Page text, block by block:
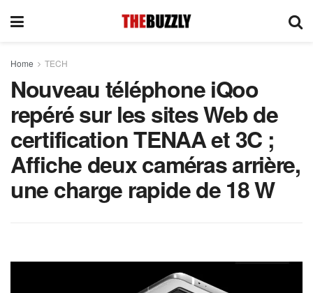
Home TECH
Nouveau téléphone iQoo
repéré sur les sites Web de
certification TENAA et 3C ;
Affiche deux caméras arrière,
une charge rapide de 18 W